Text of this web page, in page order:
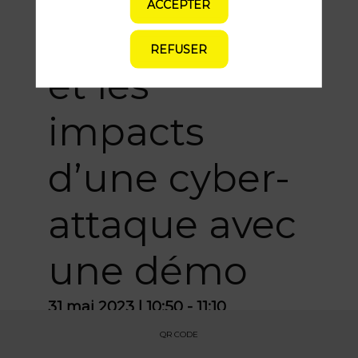
vulnérabilités
et les
impacts
d’une cyber-
attaque avec
une démo
31 mai 2023 | 10:50 - 11:10
QR CODE
ACCEPTER
REFUSER